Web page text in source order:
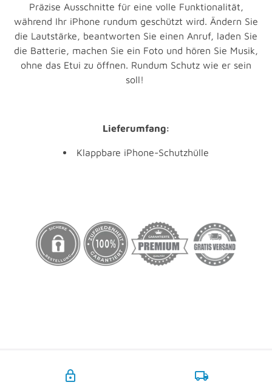
Präzise Ausschnitte für eine volle Funktionalität,
während Ihr iPhone rundum geschützt wird. Ändern Sie
die Lautstärke, beantworten Sie einen Anruf, laden Sie
die Batterie, machen Sie ein Foto und hören Sie Musik,
ohne das Etui zu öffnen. Rundum Schutz wie er sein
soll!
Lieferumfang:
Klappbare iPhone-Schutzhülle
lock local_shipping